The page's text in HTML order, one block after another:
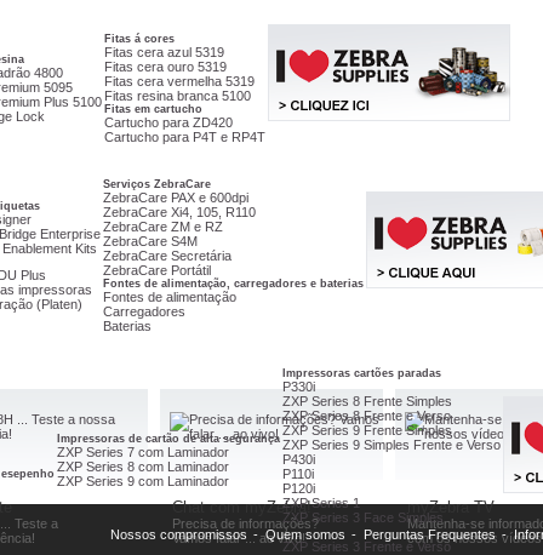
4800
5095
Plus 5100
Lock
Fitas á cores
Fitas cera azul 5319
Fitas cera ouro 5319
Fitas cera vermelha 5319
Fitas resina branca 5100
Fitas em cartucho
Cartucho para ZD420
Cartucho para P4T e RP4T
Enterprise
Kits
Plus
impressoras
(Platen)
Serviços ZebraCare
ZebraCare PAX e 600dpi
ZebraCare Xi4, 105, R110
ZebraCare ZM e RZ
ZebraCare S4M
ZebraCare Secretária
ZebraCare Portátil
Fontes de alimentação, carregadores e baterias
Fontes de alimentação
Carregadores
Baterias
Impressoras de cartão de alta segurança
ZXP Series 7 com Laminador
ZXP Series 8 com Laminador
ZXP Series 9 com Laminador
Impressoras cartões paradas
P330i
ZXP Series 8 Frente Simples
ZXP Series 8 Frente e Verso
ZXP Series 9 Frente Simples
ZXP Series 9 Simples Frente e Verso
P430i
P110i
P120i
ZXP Series 1
ZXP Series 3 Face Simples
...
ZXP Series 3 Frente e Verso
Teste a
Chat com myZebra!
Precisa de informações?
Vamos falar ... ao vivo!
myZebra TV
Mantenha-se
com os nossos
Nossos compromissos - Quem somos - Perguntas Frequentes -